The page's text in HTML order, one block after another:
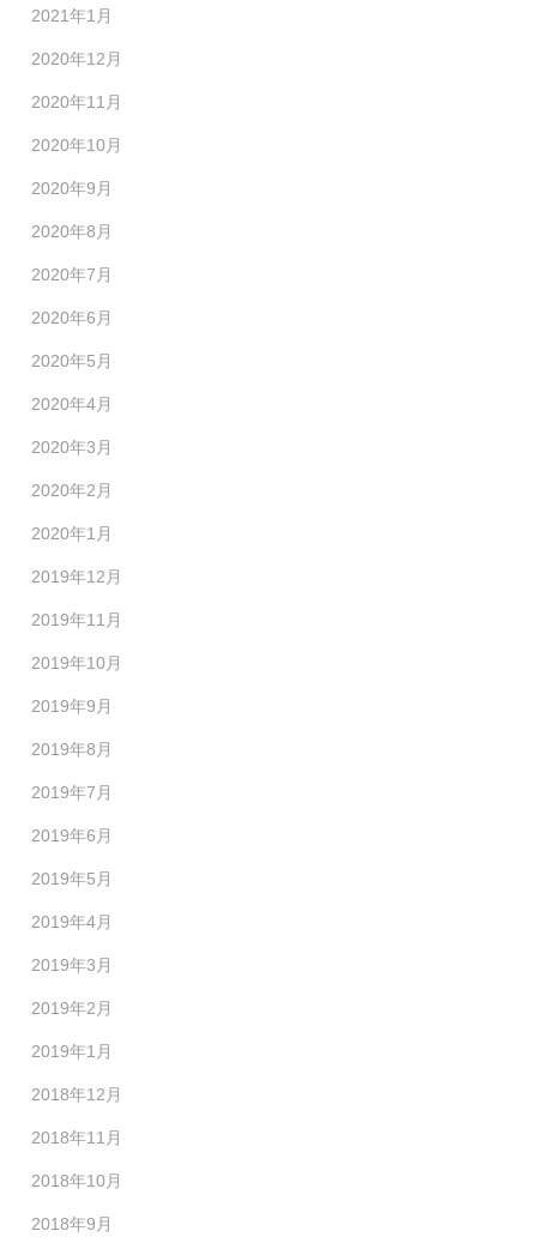
2021年1月
2020年12月
2020年11月
2020年10月
2020年9月
2020年8月
2020年7月
2020年6月
2020年5月
2020年4月
2020年3月
2020年2月
2020年1月
2019年12月
2019年11月
2019年10月
2019年9月
2019年8月
2019年7月
2019年6月
2019年5月
2019年4月
2019年3月
2019年2月
2019年1月
2018年12月
2018年11月
2018年10月
2018年9月